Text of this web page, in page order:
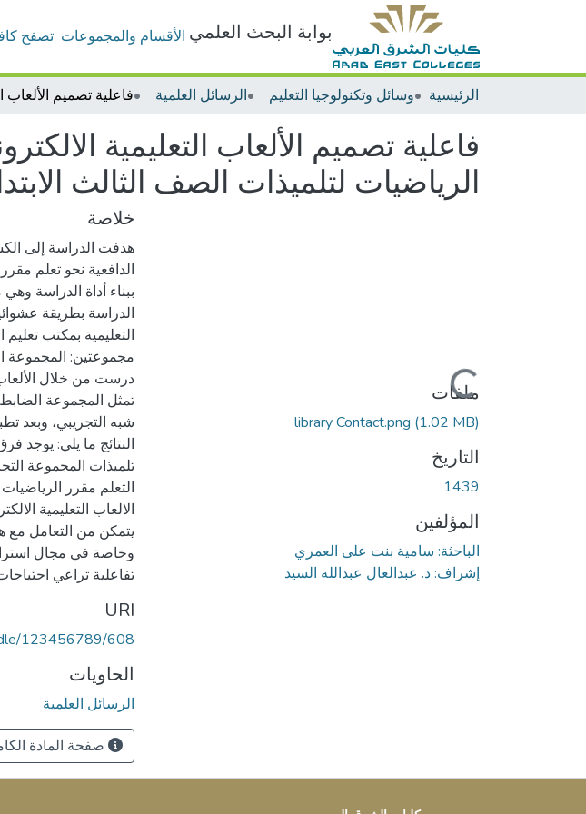
بوابة البحث العلمي الأقسام والمجموعات تصفح
الرئيسية وسائل وتكنولوجيا التعليم الرسائل العلمية
فاعلية تصميم الألعاب التعليمية
الرياضيات لتلميذات الصف الثالث
جاري التحميل...
ملفات
library Contact.png (1.02 MB)
التاريخ
1439
المؤلفين
الباحثة: سامية بنت على العمري
إشراف: د. عبدالعال عبدالله السيد
خلاصة
هدفت الدراسة إلى
الدافعية نحو تعلم
ببناء أداة الدراسة
الدراسة بطريقة
تمثل المجموعة
شبه التجريبي، وبعد
تلميذات المجموعة
التعلم مقرر
الالعاب التعليمية
يتمكن من التعامل مع
وخاصة في مجال
تفاعلية تراعي
URI
123456789/608
الحاويات
الرسائل العلمية
صفحة المادة